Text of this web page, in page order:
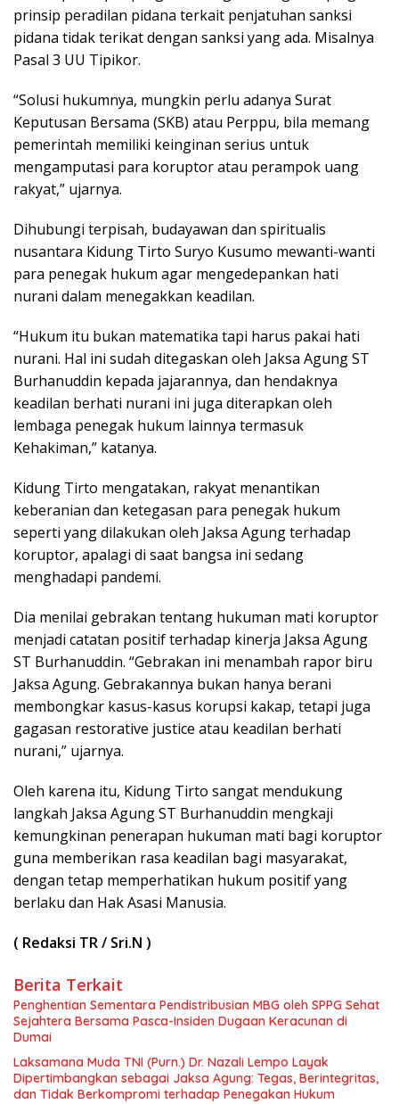
prinsip peradilan pidana terkait penjatuhan sanksi
pidana tidak terikat dengan sanksi yang ada. Misalnya
Pasal 3 UU Tipikor.
“Solusi hukumnya, mungkin perlu adanya Surat
Keputusan Bersama (SKB) atau Perppu, bila memang
pemerintah memiliki keinginan serius untuk
mengamputasi para koruptor atau perampok uang
rakyat,” ujarnya.
Dihubungi terpisah, budayawan dan spiritualis
nusantara Kidung Tirto Suryo Kusumo mewanti-wanti
para penegak hukum agar mengedepankan hati
nurani dalam menegakkan keadilan.
“Hukum itu bukan matematika tapi harus pakai hati
nurani. Hal ini sudah ditegaskan oleh Jaksa Agung ST
Burhanuddin kepada jajarannya, dan hendaknya
keadilan berhati nurani ini juga diterapkan oleh
lembaga penegak hukum lainnya termasuk
Kehakiman,” katanya.
Kidung Tirto mengatakan, rakyat menantikan
keberanian dan ketegasan para penegak hukum
seperti yang dilakukan oleh Jaksa Agung terhadap
koruptor, apalagi di saat bangsa ini sedang
menghadapi pandemi.
Dia menilai gebrakan tentang hukuman mati koruptor
menjadi catatan positif terhadap kinerja Jaksa Agung
ST Burhanuddin. “Gebrakan ini menambah rapor biru
Jaksa Agung. Gebrakannya bukan hanya berani
membongkar kasus-kasus korupsi kakap, tetapi juga
gagasan restorative justice atau keadilan berhati
nurani,” ujarnya.
Oleh karena itu, Kidung Tirto sangat mendukung
langkah Jaksa Agung ST Burhanuddin mengkaji
kemungkinan penerapan hukuman mati bagi koruptor
guna memberikan rasa keadilan bagi masyarakat,
dengan tetap memperhatikan hukum positif yang
berlaku dan Hak Asasi Manusia.
( Redaksi TR / Sri.N )
Berita Terkait
Penghentian Sementara Pendistribusian MBG oleh SPPG Sehat
Sejahtera Bersama Pasca-Insiden Dugaan Keracunan di
Dumai
Laksamana Muda TNI (Purn.) Dr. Nazali Lempo Layak
Dipertimbangkan sebagai Jaksa Agung: Tegas, Berintegritas,
dan Tidak Berkompromi terhadap Penegakan Hukum